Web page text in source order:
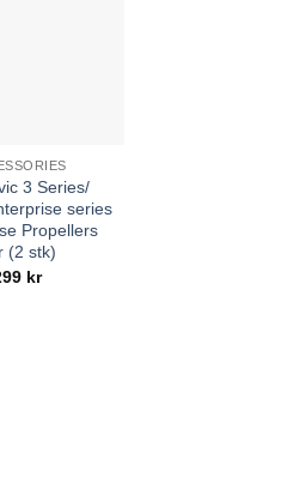
3 Series/
series
Propellers
(2 stk)
kr